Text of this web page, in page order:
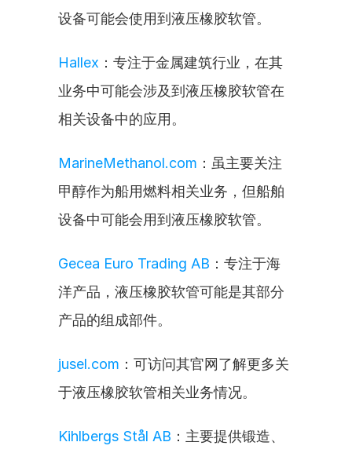
设备可能会使用到液压橡胶软管。
Hallex ：专注于金属建筑行业，在其
业务中可能会涉及到液压橡胶软管在
相关设备中的应用。
MarineMethanol.com ：虽主要关注
甲醇作为船用燃料相关业务，但船舶
设备中可能会用到液压橡胶软管。
Gecea Euro Trading AB ：专注于海
洋产品，液压橡胶软管可能是其部分
产品的组成部件。
jusel.com ：可访问其官网了解更多关
于液压橡胶软管相关业务情况。
Kihlbergs Stål AB ：主要提供锻造、